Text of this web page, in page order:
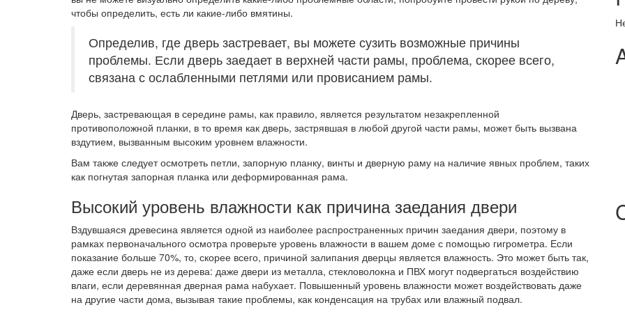
чтобы определить, есть ли какие-либо вмятины.
Определив, где дверь застревает, вы можете сузить возможные причины
проблемы. Если дверь заедает в верхней части рамы, проблема, скорее всего,
связана с ослабленными петлями или провисанием рамы.
Дверь, застревающая в середине рамы, как правило, является результатом незакрепленной
противоположной планки, в то время как дверь, застрявшая в любой другой части рамы, может быть вызвана
вздутием, вызванным высоким уровнем влажности.
Вам также следует осмотреть петли, запорную планку, винты и дверную раму на наличие явных проблем, таких
как погнутая запорная планка или деформированная рама.
Высокий уровень влажности как причина заедания двери
Вздувшаяся древесина является одной из наиболее распространенных причин заедания двери, поэтому в
рамках первоначального осмотра проверьте уровень влажности в вашем доме с помощью гигрометра. Если
показание больше 70%, то, скорее всего, причиной залипания дверцы является влажность. Это может быть так,
даже если дверь не из дерева: даже двери из металла, стекловолокна и ПВХ могут подвергаться воздействию
влаги, если деревянная дверная рама набухает. Повышенный уровень влажности может воздействовать даже
на другие части дома, вызывая такие проблемы, как конденсация на трубах или влажный подвал.